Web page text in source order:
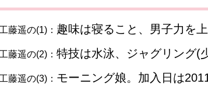
工藤遥の(1)： 趣味は寝ること、男子力を
工藤遥の(2)： 特技は水泳、ジャグリング(
工藤遥の(3)： モーニング娘。加入日は